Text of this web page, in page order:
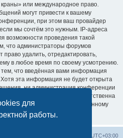
для
работы.
или международное право.
могут привести к вашему
при этом ваш провайдер
мы сочтём это нужным. IP-адреса
возможности проведения такой
что администраторы форумов
удалить, отредактировать,
в любое время по своему усмотрению.
тем, что введённая вами информация
эта информация не будет открыта
ни администрация конференции
Limited не может быть ответственна
привести к несанкционированному
UTC+03:00